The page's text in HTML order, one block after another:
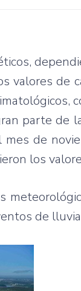
valores de
parte de
de
los
de